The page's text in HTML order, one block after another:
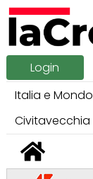
Login
Italia e Mondo
Civitavecchia